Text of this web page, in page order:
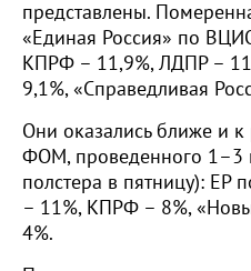
представлены.
«Единая Россия» по
КПРФ – 11,9%, ЛДПР –
9,1%, «Справедливая
Они оказались ближе и к
ФОМ, проведенного 1–3
полстера в пятницу): ЕР
– 11%, КПРФ – 8%,
4%.